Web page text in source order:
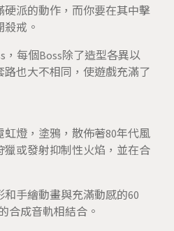
派的動作，而你要在其中擊
戒。
，每個Boss除了造型各異以
也大不相同，使遊戲充滿了
燈，塗鴉，散佈著80年代風
或發射抑制性火焰，並在合
手繪動畫與充滿動感的60
合成音軌相結合。